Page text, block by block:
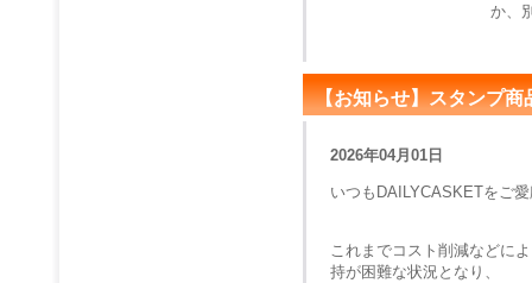
か、
【お知らせ】スタンプ商
2026年04月01日
いつもDAILYCASKETをご
これまでコスト削減などに
持が困難な状況となり、